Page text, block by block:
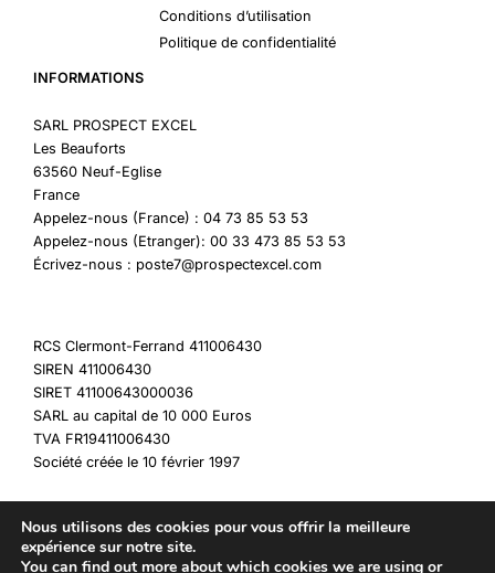
Conditions d’utilisation
Politique de confidentialité
INFORMATIONS
SARL PROSPECT EXCEL
Les Beauforts
63560 Neuf-Eglise
France
Appelez-nous (France) : 04 73 85 53 53
Appelez-nous (Etranger): 00 33 473 85 53 53
Écrivez-nous : poste7@prospectexcel.com
RCS Clermont-Ferrand 411006430
SIREN 411006430
SIRET 41100643000036
SARL au capital de 10 000 Euros
TVA FR19411006430
Société créée le 10 février 1997
Copyright © 2026 My Destockage
Nous utilisons des cookies pour vous offrir la meilleure
expérience sur notre site.
You can find out more about which cookies we are using or